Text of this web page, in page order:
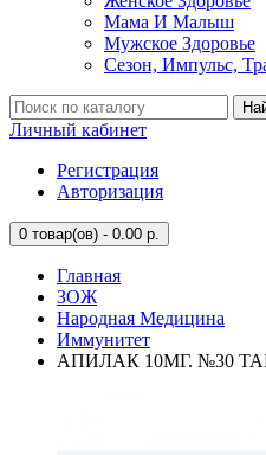
Мама И Малыш
Мужское Здоровье
Сезон, Импульс,
Личный кабинет
Регистрация
Авторизация
0 товар(ов) - 0.00 р.
Главная
ЗОЖ
Народная Медицина
Иммунитет
АПИЛАК 10МГ. №30